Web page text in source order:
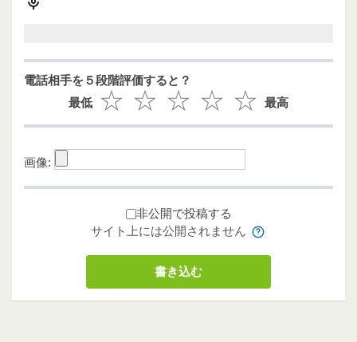
電話相手を５段階評価すると？
最低
最高
画像:
非公開で投稿する
サイト上には公開されません